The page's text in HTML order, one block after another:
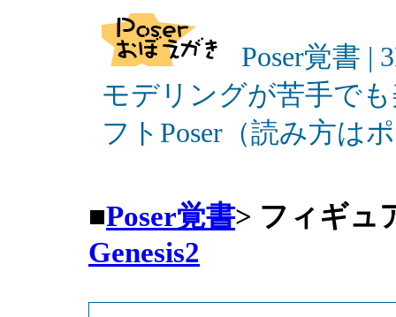
Poser覚書 |
モデリングが苦手で
フトPoser（読み方は
■Poser覚書> フィギュ
Genesis2